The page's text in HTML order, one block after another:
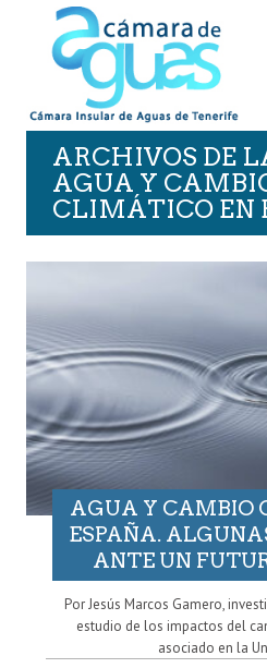
ARCHIVOS DE
AGUA Y
CLIMÁTICO EN
AGUA Y CAMBIO
ESPAÑA.
ANTE UN
Por Jesús Marcos Gamero,
estudio de los impactos del
asociado en la